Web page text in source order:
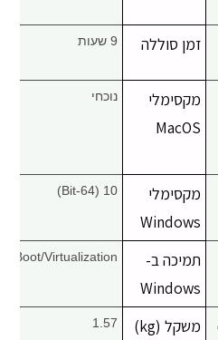
זמן סוללה 9 שעות
מקסימלי
MacOS
נוכחי
מקסימלי
Windows
10 (64-Bit)
תמיכה ב-
Windows
Boot/Virtualization
משקל (kg) 1.57